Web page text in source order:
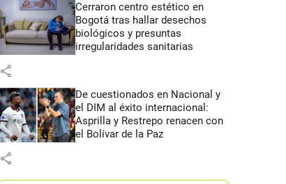
Cerraron centro estético en
Bogotá tras hallar desechos
biológicos y presuntas
irregularidades sanitarias
share
De cuestionados en Nacional y
el DIM al éxito internacional:
Asprilla y Restrepo renacen con
el Bolívar de la Paz
share